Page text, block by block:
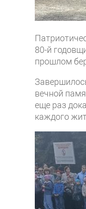
80-й
прошлом
вечной
еще раз
каждого